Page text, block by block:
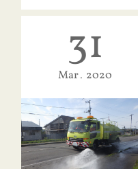
31
Mar 2020